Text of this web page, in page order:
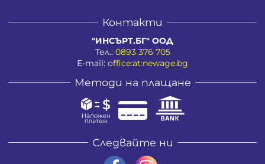
Контакти
"ИНСЪРТ.БГ" ООД
Тел.: 0893 376 705
E-mail: office:at:newage.bg
Методи на плащане
Следвайте ни